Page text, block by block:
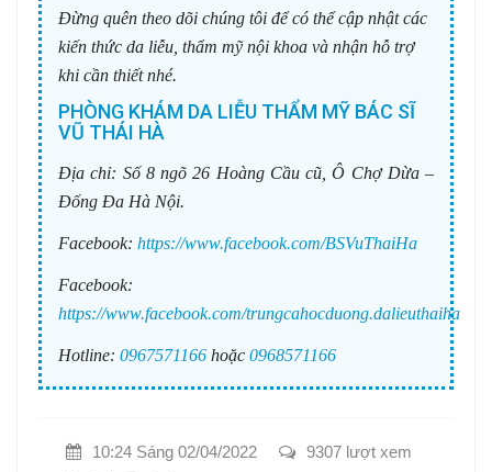
Đừng quên theo dõi chúng tôi để có thể cập nhật các
kiến thức da liễu, thẩm mỹ nội khoa và nhận hỗ trợ
khi cần thiết nhé.
PHÒNG KHÁM DA LIỄU THẨM MỸ BÁC SĨ
VŨ THÁI HÀ
Địa chỉ: Số 8 ngõ 26 Hoàng Cầu cũ, Ô Chợ Dừa –
Đống Đa Hà Nội.
Facebook: https://www.facebook.com/BSVuThaiHa
Facebook:
https://www.facebook.com/trungcahocduong.dalieuthaiha
Hotline: 0967571166 hoặc 0968571166
10:24 Sáng 02/04/2022
9307 lượt xem